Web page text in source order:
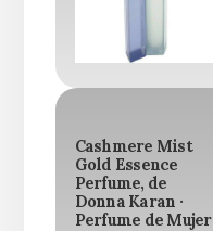
Cashmere Mist
Gold Essence
Perfume, de
Donna Karan ·
Perfume de Mujer